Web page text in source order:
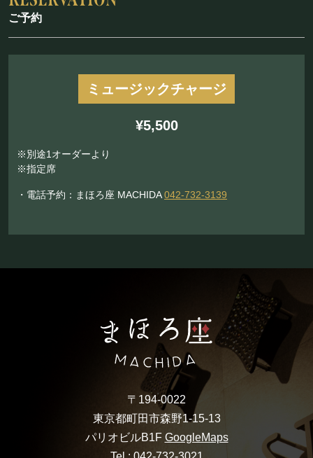
ご予約
ミュージックチャージ
¥5,500
※別途1オーダーより
※指定席
・電話予約：まほろ座 MACHIDA042-732-3139
〒194-0022
東京都町田市森野1-15-13
パリオビルB1F GoogleMaps